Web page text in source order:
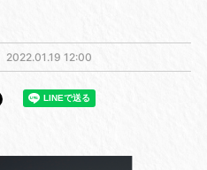
2022.01.19 12:00